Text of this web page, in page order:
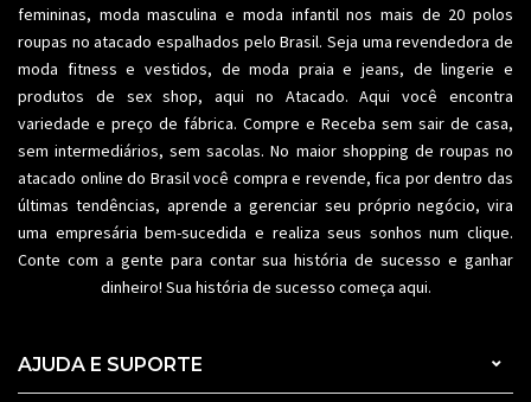
femininas, moda masculina e moda infantil nos mais de 20 polos
roupas no atacado espalhados pelo Brasil. Seja uma revendedora de
moda fitness e vestidos, de moda praia e jeans, de lingerie e
produtos de sex shop, aqui no Atacado. Aqui você encontra
variedade e preço de fábrica. Compre e Receba sem sair de casa,
sem intermediários, sem sacolas. No maior shopping de roupas no
atacado online do Brasil você compra e revende, fica por dentro das
últimas tendências, aprende a gerenciar seu próprio negócio, vira
uma empresária bem-sucedida e realiza seus sonhos num clique.
Conte com a gente para contar sua história de sucesso e ganhar
dinheiro! Sua história de sucesso começa aqui.
AJUDA E SUPORTE